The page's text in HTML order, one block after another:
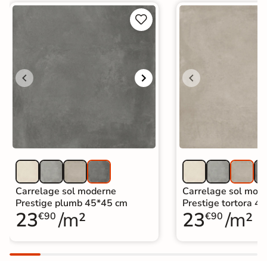


Carrelage sol moderne
Prestige plumb 45*45 cm
23€90 /m²
Carrelage sol
Prestige tortora
23€90 /m²